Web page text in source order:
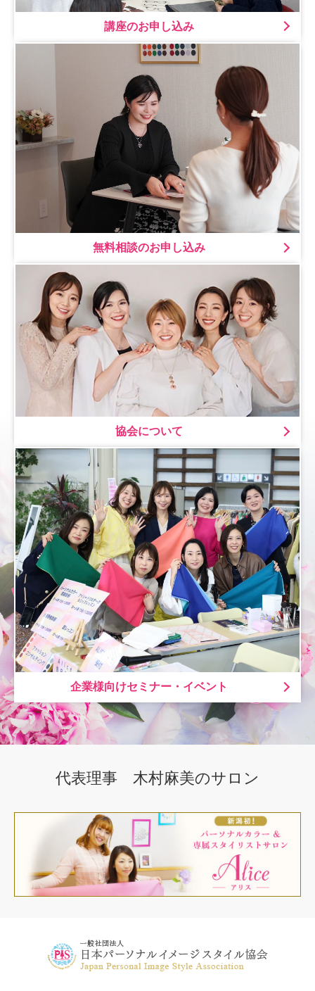
講座のお申し込み
無料相談のお申し込み
協会について
企業様向けセミナー・イベント
代表理事 木村麻美のサロン